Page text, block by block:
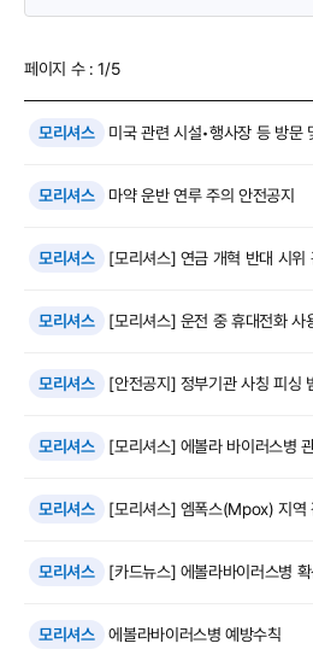
페이지 수 : 1/5
모리셔스
모리셔스 마약 운반 연루 주의 안전공지
모리셔스
모리셔스
모리셔스
모리셔스
모리셔스
모리셔스
모리셔스 에볼라바이러스병 예방수칙